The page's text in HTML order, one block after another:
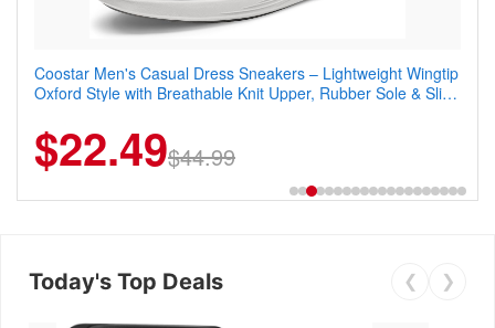
Coostar Men's Casual Dress Sneakers – Lightweight Wingtip
Oxford Style with Breathable Knit Upper, Rubber Sole & Slip-
$22.49$44.99
Today's Top Deals ❮ ❯